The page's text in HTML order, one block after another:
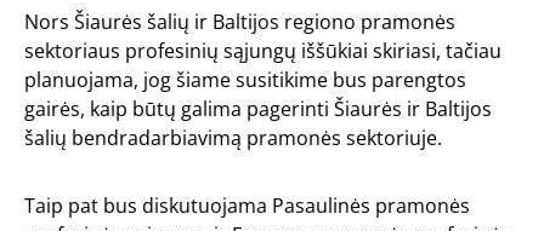
Nors Šiaurės šalių ir Baltijos regiono pramonės
sektoriaus profesinių sąjungų iššūkiai skiriasi, tačiau
planuojama, jog šiame susitikime bus parengtos
gairės, kaip būtų galima pagerinti Šiaurės ir Baltijos
šalių bendradarbiavimą pramonės sektoriuje.
Taip pat bus diskutuojama Pasaulinės pramonės